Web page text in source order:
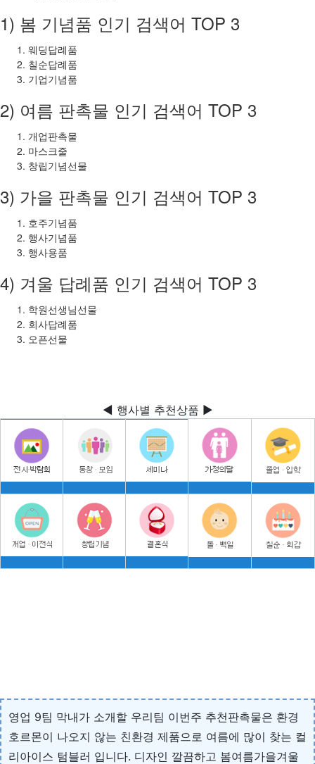
1) 봄 기념품 인기 검색어 TOP 3
웨딩답례품
칠순답례품
기업기념품
2) 여름 판촉물 인기 검색어 TOP 3
개업판촉물
마스크줄
창립기념선물
3) 가을 판촉물 인기 검색어 TOP 3
호주기념품
행사기념품
행사용품
4) 겨울 답례품 인기 검색어 TOP 3
학원선생님선물
회사답례품
오픈선물
◀ 행사별 추천상품 ▶
영업 9팀 막내가 소개할 우리팀 이번주 추천판촉물은 환경
호르몬이 나오지 않는 친환경 제품으로 여름에 많이 찾는 컬
리아이스 텀블러 입니다. 디자인 깔끔하고 봄여름가을겨울